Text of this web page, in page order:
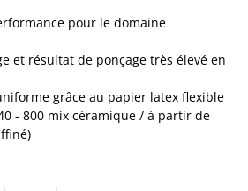
pour le domaine
et résultat de ponçage très élevé en
grâce au papier latex flexible
- 800 mix céramique / à partir de